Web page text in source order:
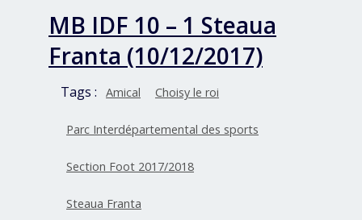
MB IDF 10 – 1 Steaua
Franta (10/12/2017)
Tags : Amical Choisy le roi
Parc Interdépartemental des sports
Section Foot 2017/2018
Steaua Franta